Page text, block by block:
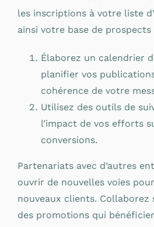
les inscriptions à votre liste
ainsi votre base de prospects
Élaborez un calendrier
planifier vos
cohérence de votre
Utilisez des outils de
l’impact de vos efforts
conversions.
Partenariats avec d’autres
ouvrir de nouvelles voies
nouveaux clients. Collaborez
des promotions qui